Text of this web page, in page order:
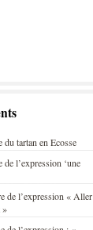
tartan en Ecosse
l’expression ‘une
de l’expression « Aller
»